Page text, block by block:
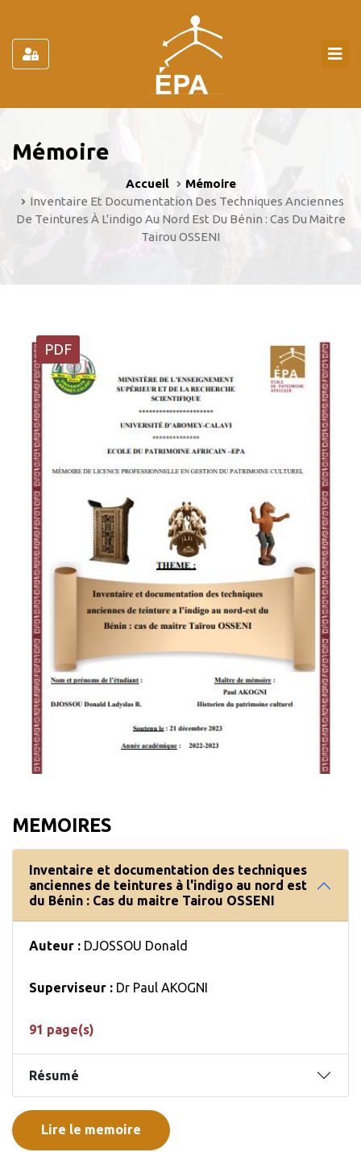
Mémoire
Accueil
Mémoire
Inventaire Et Documentation Des Techniques Anciennes
De Teintures À L'indigo Au Nord Est Du Bénin : Cas Du Maitre
Tairou OSSENI
PDF
MEMOIRES
Inventaire et documentation des techniques
anciennes de teintures à l'indigo au nord est
du Bénin : Cas du maitre Tairou OSSENI
Auteur : DJOSSOU Donald
Superviseur : Dr Paul AKOGNI
91 page(s)
Résumé
Lire le memoire